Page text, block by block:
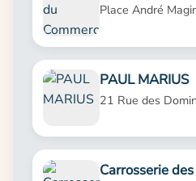
Place André
PAUL MARIUS
21 Rue des
Carrosserie